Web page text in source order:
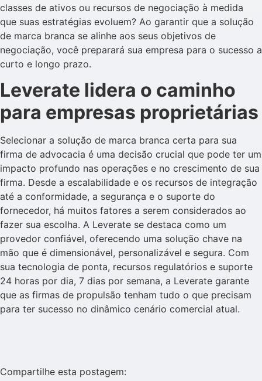
classes de ativos ou recursos de negociação à medida
que suas estratégias evoluem? Ao garantir que a solução
de marca branca se alinhe aos seus objetivos de
negociação, você preparará sua empresa para o sucesso a
curto e longo prazo.
Leverate lidera o caminho
para empresas proprietárias
Selecionar a solução de marca branca certa para sua
firma de advocacia é uma decisão crucial que pode ter um
impacto profundo nas operações e no crescimento de sua
firma. Desde a escalabilidade e os recursos de integração
até a conformidade, a segurança e o suporte do
fornecedor, há muitos fatores a serem considerados ao
fazer sua escolha. A Leverate se destaca como um
provedor confiável, oferecendo uma solução chave na
mão que é dimensionável, personalizável e segura. Com
sua tecnologia de ponta, recursos regulatórios e suporte
24 horas por dia, 7 dias por semana, a Leverate garante
que as firmas de propulsão tenham tudo o que precisam
para ter sucesso no dinâmico cenário comercial atual.
Compartilhe esta postagem: